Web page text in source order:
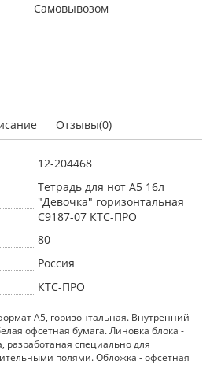
Самовывозом
Отзывы(0)
12-204468
Тетрадь для нот А5 16л
"Девочка" горизонтальная
С9187-07 КТС-ПРО
80
Россия
КТС-ПРО
А5, горизонтальная. Внутренний
офсетная бумага. Линовка блока -
разработаная специально для
полями. Обложка - офсетная